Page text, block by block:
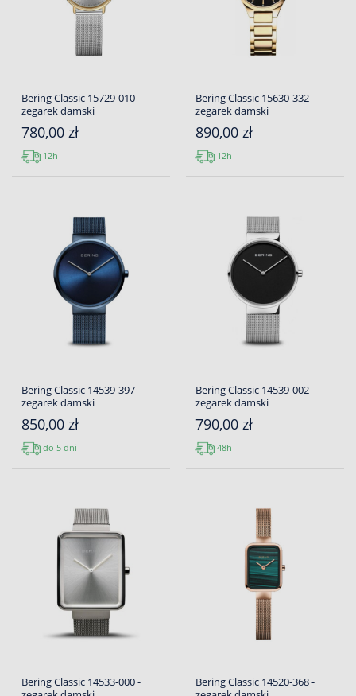
Bering Classic 15729-010 -
zegarek damski
780,00 zł
12h
Bering Classic 15630-332 -
zegarek damski
890,00 zł
12h
Bering Classic 14539-397 -
zegarek damski
850,00 zł
do 5 dni
Bering Classic 14539-002 -
zegarek damski
790,00 zł
48h
Bering Classic 14533-000 -
Bering Classic 14520-368 -